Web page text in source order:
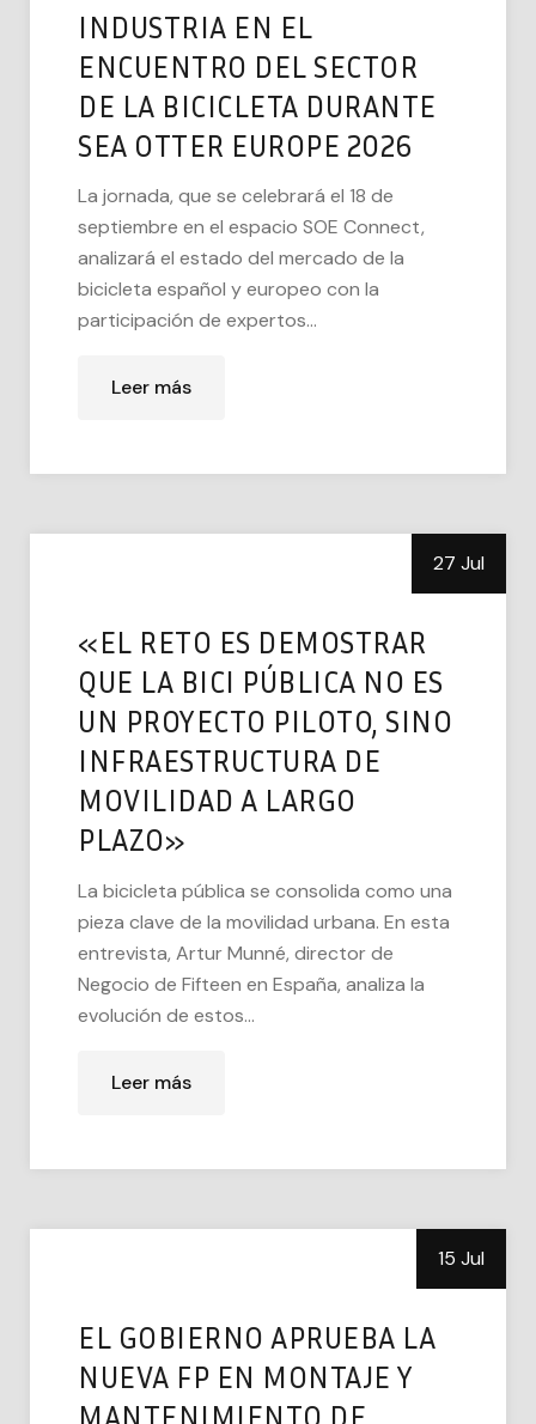
INDUSTRIA EN EL
ENCUENTRO DEL SECTOR
DE LA BICICLETA DURANTE
SEA OTTER EUROPE 2026
La jornada, que se celebrará el 18 de
septiembre en el espacio SOE Connect,
analizará el estado del mercado de la
bicicleta español y europeo con la
participación de expertos...
Leer más
27 Jul
«EL RETO ES DEMOSTRAR
QUE LA BICI PÚBLICA NO ES
UN PROYECTO PILOTO, SINO
INFRAESTRUCTURA DE
MOVILIDAD A LARGO
PLAZO»
La bicicleta pública se consolida como una
pieza clave de la movilidad urbana. En esta
entrevista, Artur Munné, director de
Negocio de Fifteen en España, analiza la
evolución de estos...
Leer más
15 Jul
EL GOBIERNO APRUEBA LA
NUEVA FP EN MONTAJE Y
MANTENIMIENTO DE